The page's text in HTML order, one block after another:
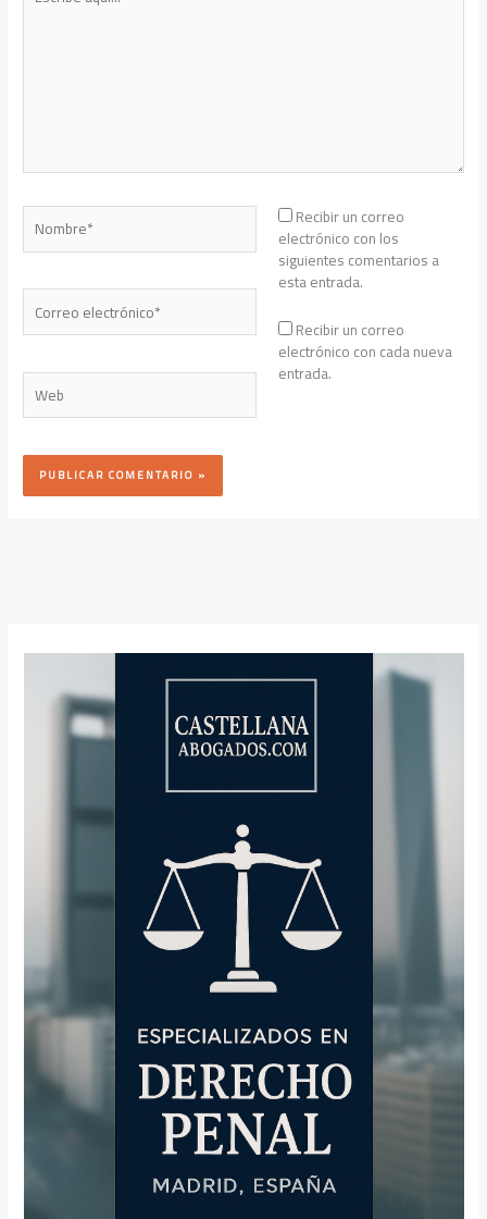
Nombre*
Correo
electrónico*
Web
Recibir un correo
electrónico con los
siguientes comentarios a
esta entrada.
Recibir un correo
electrónico con cada nueva
entrada.